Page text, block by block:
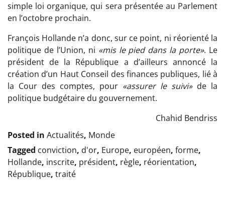
simple loi organique, qui sera présentée au Parlement
en l’octobre prochain.
François Hollande n’a donc, sur ce point, ni réorienté la
politique de l’Union, ni «mis le pied dans la porte». Le
président de la République a d’ailleurs annoncé la
création d’un Haut Conseil des finances publiques, lié à
la Cour des comptes, pour «assurer le suivi»de la
politique budgétaire du gouvernement.
Chahid Bendriss
Posted in Actualités, Monde
Tagged conviction, d'or, Europe, européen, forme,
Hollande, inscrite, président, règle, réorientation,
République, traité